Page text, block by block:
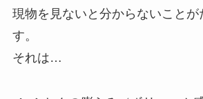
現物を見ないと分からないことが
す。
それは…